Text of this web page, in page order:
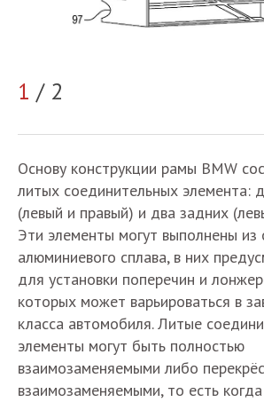
1 / 2
Основу конструкции рамы BMW
литых соединительных элемента:
(левый и правый) и два задних
Эти элементы могут выполнены из
алюминиевого сплава, в них
для установки поперечин и
которых может варьироваться в
класса автомобиля. Литые
элементы могут быть полностью
взаимозаменяемыми либо
взаимозаменяемыми, то есть